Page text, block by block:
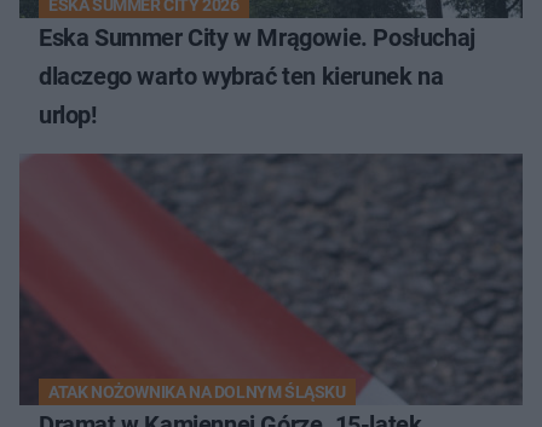
ESKA SUMMER CITY 2026
Eska Summer City w Mrągowie. Posłuchaj
dlaczego warto wybrać ten kierunek na
urlop!
ATAK NOŻOWNIKA NA DOLNYM ŚLĄSKU